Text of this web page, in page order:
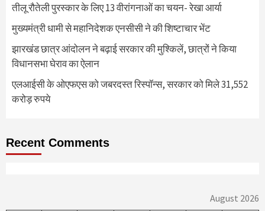
तीलू रौतेली पुरस्कार के लिए 13 वीरांगनाओं का चयन- रेखा आर्या
मुख्यमंत्री धामी से महानिदेशक एनसीसी ने की शिष्टाचार भेंट
झारखंड छात्र आंदोलन ने बढ़ाई सरकार की मुश्किलें, छात्रों ने किया
विधानसभा घेराव का ऐलान
एलआईसी के ओएफएस को जबरदस्त रिस्पॉन्स, सरकार को मिले 31,552
करोड़ रुपये
Recent Comments
August 2026